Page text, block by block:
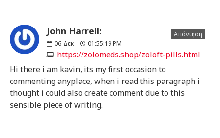
John Harrell:
06 Δεκ 01:55:19 PM
https://zolomeds.shop/zoloft-pills.html
Απάντηση
Hi there i am kavin, its my first occasion to
commenting anyplace, when i read this paragraph i
thought i could also create comment due to this
sensible piece of writing.